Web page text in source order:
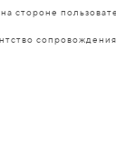
стороне